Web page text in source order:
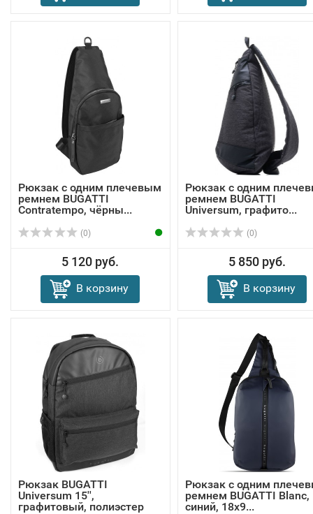
Рюкзак с одним плечевым
ремнем BUGATTI
Contratempo, чёрны...
(0)
5 120 руб.
В корзину
Рюкзак с одним
ремнем BUGATTI
Universum, графито...
(0)
5 850 руб.
В корзину
Рюкзак BUGATTI
Universum 15'',
графитовый, полиэстер
Рюкзак с одним
ремнем BUGATTI Blanc,
синий, 18х9...